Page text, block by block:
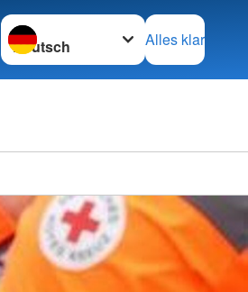
Sprache wechseln zu
Alles klar